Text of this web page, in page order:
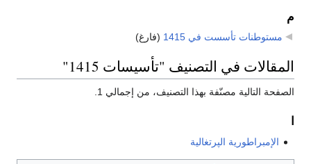
م
مستوطنات تأسست في 1415 (فارغ)
المقالات في التصنيف "تأسيسات 1415"
الصفحة التالية مصنّفة بهذا التصنيف، من إجمالي 1.
الإمبراطورية الپرتغالية